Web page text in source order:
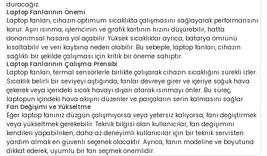
duracağız.
Laptop Fanlarının Önemi
Laptop fanları, cihazın optimum sıcaklıkta çalışmasını sağlayarak performansını
korur. Aşırı ısınma, işlemcinin ve grafik kartının hızını düşürebilir, hatta
donanımsal hasara yol açabilir. Yüksek sıcaklıklar ayrıca, batarya ömrünü
kısaltabilir ve veri kaybına neden olabilir. Bu sebeple, laptop fanları, cihazın
sağlıklı bir şekilde çalışması için kritik bir öneme sahiptir.
Laptop Fanlarının Çalışma Prensibi
Laptop fanları, termal sensörlerle birlikte çalışarak cihazın sıcaklığını sürekli izler.
Sıcaklık belirli bir seviyeyi aştığında, fanlar devreye girer ve içeriye soğuk hava
çekerek veya içerideki sıcak havayı dışarı atarak ısınmayı önler. Bu süreç,
laptopun içindeki hava akışını düzenler ve parçaların serin kalmasını sağlar.
Fan Değişimi ve Yükseltme
Eğer laptop fanınız düzgün çalışmıyorsa veya yetersiz kalıyorsa, fanı değiştirmek
veya yükseltmek gerekebilir. Teknik bilgisi olan kullanıcılar, fan değişimini
kendileri yapabilirken, daha az deneyimli kullanıcılar için bir teknik servisten
yardım almak en güvenli seçenek olacaktır. Ayrıca, fanın modeline ve boyutuna
dikkat ederek, uyumlu bir fan seçmek önemlidir.